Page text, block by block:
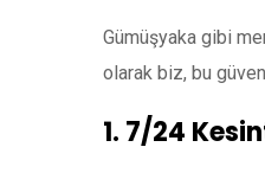
Gümüşyaka gibi
olarak biz, bu
1. 7/24